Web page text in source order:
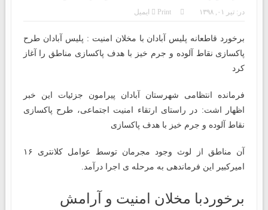
در: تیر ۰۱, ۱۳۹۸ Print ایمیل
برخورد قاطعانه پلیس آبادان با مخلان امنیت : پلیس آبادان طرح
پاکسازی نقاط آلوده و جرم خیز با هدف پاکسازی مناطق را آغاز
کرد‌
فرمانده انتظامی شهرستان آبادان پیرامون جزئیات این خبر
اظهار اشت: در راستای ارتقاء امنیت اجتماعی، طرح پاکسازی
نقاط آلوده و جرم خیز با هدف پاکسازی
آن مناطق از لوث وجود مجرمان توسط عوامل کلانتری ۱۶
امیرکبیر این فرماندهی به مرحله ی اجرا درآمد.
برخوردبا مخلان امنیت و آرامش